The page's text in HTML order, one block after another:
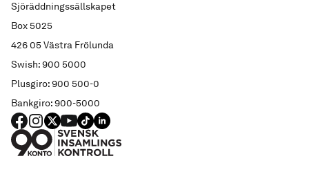
Sjöräddningssällskapet
Box 5025
426 05 Västra Frölunda
Swish: 900 5000
Plusgiro: 900 500-0
Bankgiro: 900-5000
FACEBOOK
Instagram
X YouTube
TIKTOKLINKED IN